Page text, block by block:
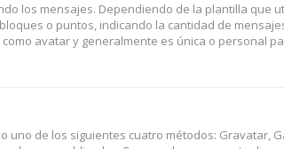
los mensajes. Dependiendo de la plantilla que
o puntos, indicando la cantidad de
avatar y generalmente es única o personal
uno de los siguientes cuatro métodos: Gravatar,